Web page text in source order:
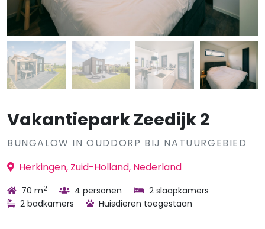
Vakantiepark Zeedijk 2
BUNGALOW IN OUDDORP BIJ NATUURGEBIED
Herkingen, Zuid-Holland, Nederland
70 m2 4 personen
2 slaapkamers
2 badkamers
Huisdieren toegestaan